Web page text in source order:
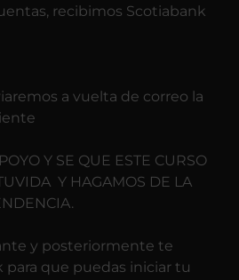
recibimos Scotiabank
a vuelta de correo la
Y SE QUE ESTE CURSO
Y HAGAMOS DE LA
y posteriormente te
para que puedas iniciar tu